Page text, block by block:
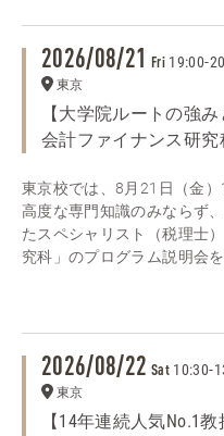
2026/08/21 Fri 19:00-
東京
【大学院ルートの強
会計ファイナンス研
東京校では、8月21日（金
高度な専門知識のみならず
たスペシャリスト（税理士
究科」のプログラム説明会を
2026/08/22 Sat 10:30-
東京
【14年連続人気No.1